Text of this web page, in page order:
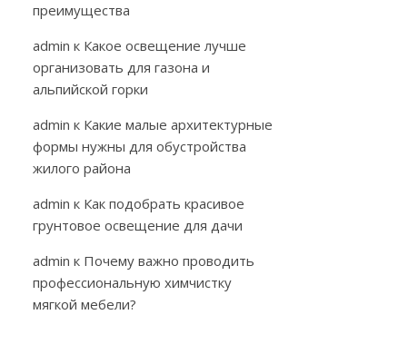
преимущества
admin к Какое освещение лучше
организовать для газона и
альпийской горки
admin к Какие малые архитектурные
формы нужны для обустройства
жилого района
admin к Как подобрать красивое
грунтовое освещение для дачи
admin к Почему важно проводить
профессиональную химчистку
мягкой мебели?